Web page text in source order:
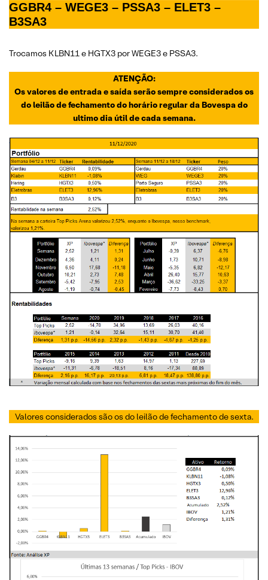
GGBR4 – WEGE3 – PSSA3 – ELET3 –
B3SA3
Trocamos KLBN11 e HGTX3 por WEGE3 e PSSA3.
ATENÇÃO:
Os valores de entrada e saída serão sempre considerados os
do leilão de fechamento do horário regular da Bovespa do
ultimo dia útil de cada semana.
Valores considerados são os do leilão de fechamento de sexta.